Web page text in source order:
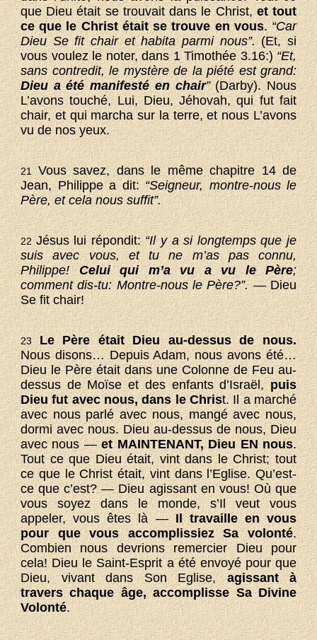
que Dieu était se trouvait dans le Christ,et tout
ce que le Christ était se trouve en vous.“Car
Dieu Se fit chair et habita parmi nous”.(Et, si
vous voulez le noter, dans 1 Timothée 3.16:)“Et,
sans contredit, le mystère de la piété est grand:
Dieu a été manifesté en chair”(Darby). Nous
L’avons touché, Lui, Dieu, Jéhovah, qui fut fait
chair, et qui marcha sur la terre, et nous L’avons
vu de nos yeux.
21Vous savez, dans le même chapitre 14 de
Jean, Philippe a dit:“Seigneur, montre-nous le
Père, et cela nous suffit”.
22Jésus lui répondit:“Il y a si longtemps que je
suis avec vous, et tu ne m’as pas connu,
Philippe!Celui qui m’a vu a vu le Père;
comment dis-tu: Montre-nous le Père?”. —Dieu
Se fit chair!
23Le Père était Dieu au-dessus de nous.
Nous disons… Depuis Adam, nous avons été…
Dieu le Père était dans une Colonne de Feu au-
dessus de Moïse et des enfants d’Israël,puis
Dieu fut avec nous, dans le Christ. Il a marché
avec nous parlé avec nous, mangé avec nous,
dormi avec nous. Dieu au-dessus de nous, Dieu
avec nous —et MAINTENANT, Dieu EN nous.
Tout ce que Dieu était, vint dans le Christ; tout
ce que le Christ était, vint dans l’Eglise. Qu’est-
ce que c’est? — Dieu agissant en vous! Où que
vous soyez dans le monde, s’Il veut vous
appeler, vous êtes là —Il travaille en vous
pour que vous accomplissiez Sa volonté.
Combien nous devrions remercier Dieu pour
cela! Dieu le Saint-Esprit a été envoyé pour que
Dieu, vivant dans Son Eglise,agissant à
travers chaque âge, accomplisse Sa Divine
Volonté.